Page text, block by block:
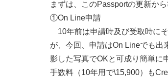
まずは、このPassportの更新か
①On Line申請
10年前は申請時及び受取時に
が、今回、申請はOn Lineでも出
影した写真でOKと可成り簡単に
手数料（10年用で\15,900）も